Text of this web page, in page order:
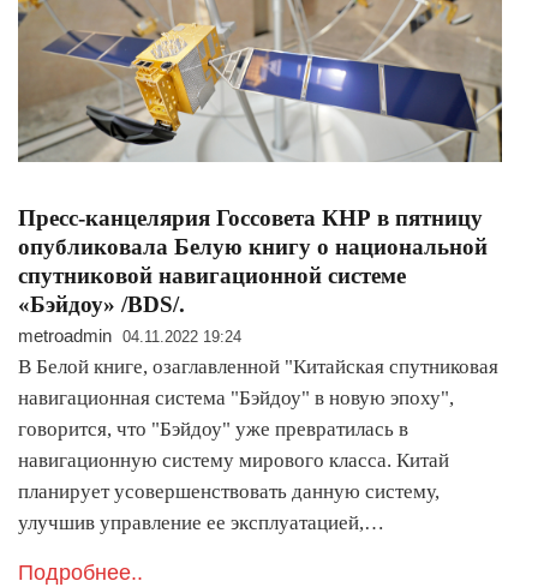
Пресс-канцелярия Госсовета КНР в пятницу
опубликовала Белую книгу о национальной
спутниковой навигационной системе
«Бэйдоу» /BDS/.
metroadmin 04.11.2022 19:24
В Белой книге, озаглавленной "Китайская спутниковая
навигационная система "Бэйдоу" в новую эпоху",
говорится, что "Бэйдоу" уже превратилась в
навигационную систему мирового класса. Китай
планирует усовершенствовать данную систему,
улучшив управление ее эксплуатацией,…
Подробнее..